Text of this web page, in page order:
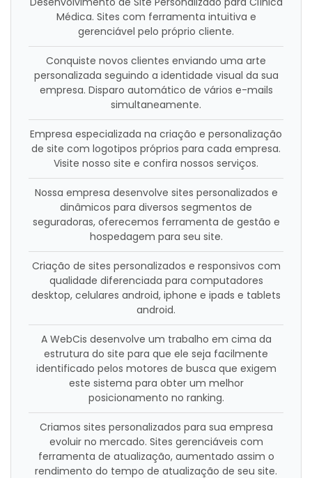
Médica. Sites com ferramenta intuitiva e
gerenciável pelo próprio cliente.
Conquiste novos clientes enviando uma arte
personalizada seguindo a identidade visual da sua
empresa. Disparo automático de vários e-mails
simultaneamente.
Empresa especializada na criação e personalização
de site com logotipos próprios para cada empresa.
Visite nosso site e confira nossos serviços.
Nossa empresa desenvolve sites personalizados e
dinâmicos para diversos segmentos de
seguradoras, oferecemos ferramenta de gestão e
hospedagem para seu site.
Criação de sites personalizados e responsivos com
qualidade diferenciada para computadores
desktop, celulares android, iphone e ipads e tablets
android.
A WebCis desenvolve um trabalho em cima da
estrutura do site para que ele seja facilmente
identificado pelos motores de busca que exigem
este sistema para obter um melhor
posicionamento no ranking.
Criamos sites personalizados para sua empresa
evoluir no mercado. Sites gerenciáveis com
ferramenta de atualização, aumentado assim o
rendimento do tempo de atualização de seu site.